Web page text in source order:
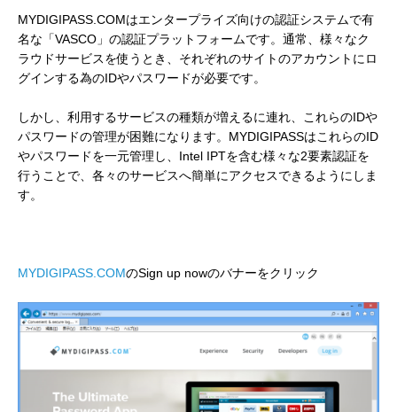
MYDIGIPASS.COMはエンタープライズ向けの認証システムで有
名な「VASCO」の認証プラットフォームです。通常、様々なク
ラウドサービスを使うとき、それぞれのサイトのアカウントにロ
グインする為のIDやパスワードが必要です。
しかし、利用するサービスの種類が増えるに連れ、これらのIDや
パスワードの管理が困難になります。MYDIGIPASSはこれらのID
やパスワードを一元管理し、Intel IPTを含む様々な2要素認証を
行うことで、各々のサービスへ簡単にアクセスできるようにしま
す。
MYDIGIPASS.COMのSign up nowのバナーをクリック